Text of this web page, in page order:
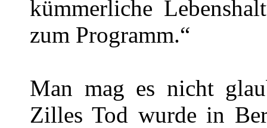
kümmerliche
zum Programm.“
Man mag es nicht
Zilles Tod wurde in